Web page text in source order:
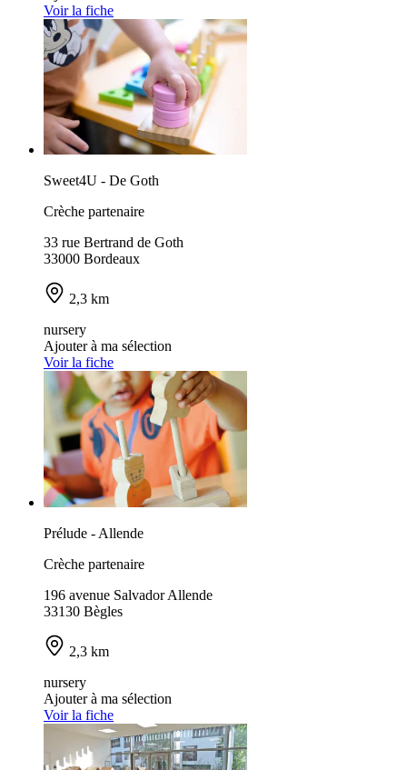
Voir la fiche
Sweet4U - De Goth
Crèche partenaire
33 rue Bertrand de Goth
33000 Bordeaux
2,3 km
nursery
Ajouter à ma sélection
Voir la fiche
Prélude - Allende
Crèche partenaire
196 avenue Salvador Allende
33130 Bègles
2,3 km
nursery
Ajouter à ma sélection
Voir la fiche